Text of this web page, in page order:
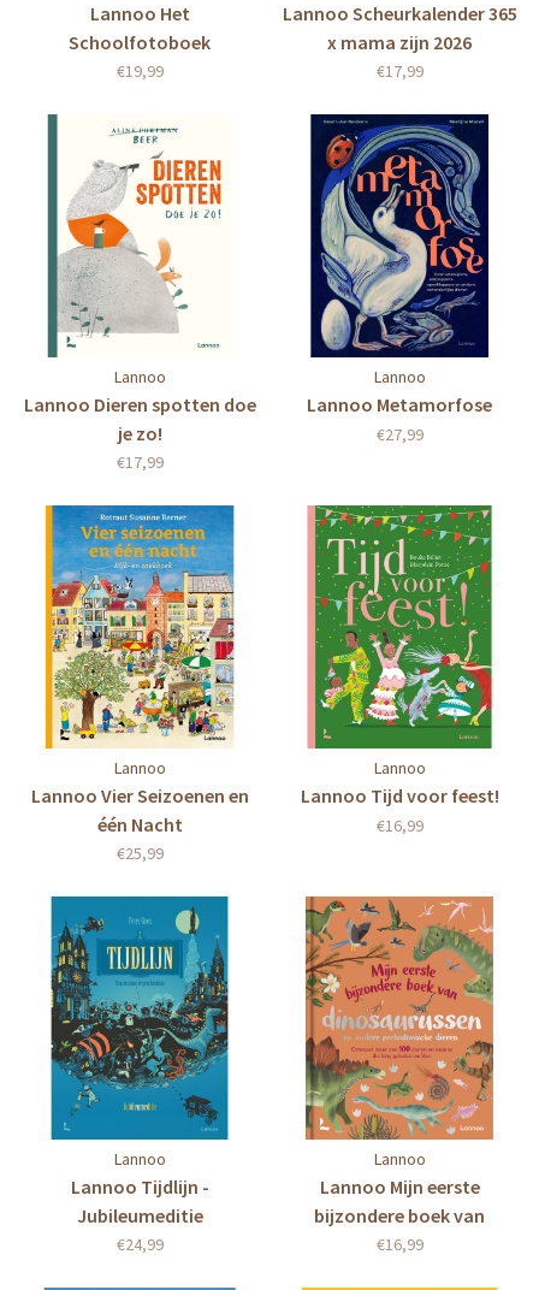
Lannoo Het
Schoolfotoboek
€19,99
Lannoo Scheurkalender 365
x mama zijn 2026
€17,99
Lannoo
Lannoo Dieren spotten doe
je zo!
€17,99
Lannoo
Lannoo Metamorfose
€27,99
Lannoo
Lannoo Vier Seizoenen en
één Nacht
€25,99
Lannoo
Lannoo Tijd voor feest!
€16,99
Lannoo
Lannoo Tijdlijn -
Jubileumeditie
€24,99
Lannoo
Lannoo Mijn eerste
bijzondere boek van
dinosaurussen en andere
€16,99